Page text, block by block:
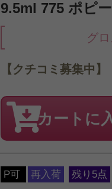
9.5ml 775 ポピ
グ
【クチコミ募集中】
カートに
P可 再入荷 残り5点